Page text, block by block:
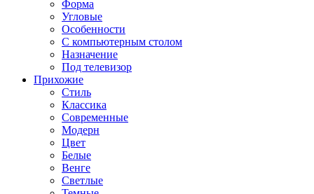
Форма
Угловые
Особенности
С компьютерным столом
Назначение
Под телевизор
Прихожие
Стиль
Классика
Современные
Модерн
Цвет
Белые
Венге
Светлые